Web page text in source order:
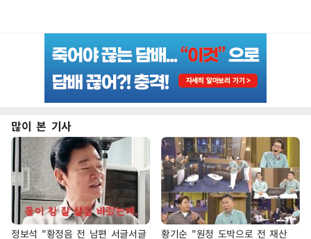
많이 본 기사
정보석 "황정음 전 남편 서글서글
황기순 "원정 도박으로 전 재산